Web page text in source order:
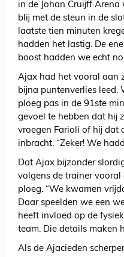
in de Johan Cruijff
blij met de steun in de
laatste tien minuten
hadden het lastig. De
boost hadden we echt
Ajax had het vooral aan
bijna puntenverlies leed.
ploeg pas in de 91ste
gevoel te hebben dat hij
vroegen Farioli of hij dat
inbracht. “Zeker! We
Dat Ajax bijzonder
volgens de trainer
ploeg. “We kwamen
Daar speelden we een
heeft invloed op de
team. Die details maken
Als de Ajacieden